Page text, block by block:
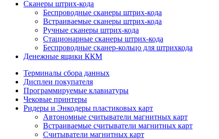
Сканеры штрих-кода
Беспроводные сканеры штрих-кода
Встраиваемые сканеры штрих-кода
Ручные сканеры штрих-кода
Стационарные сканеры штрих-кода
Беспроводные сканер-кольцо для штрихкода
Денежные ящики ККМ
Терминалы сбора данных
Дисплеи покупателя
Программируемые клавиатуры
Чековые принтеры
Ридеры и Энкодеры пластиковых карт
Автономные считыватели магнитных карт
Встраиваемые считыватели магнитных карт
Считыватели магнитных карт